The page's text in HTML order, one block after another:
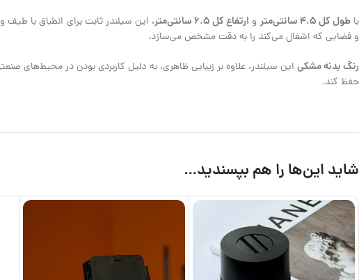
باطول کل ۴.۵ سانتی‌متر و ارتفاع کل ۶.۵ سانتی‌متر
، این سیلندر ثابت برای انطباق با
و فضایی که اشغال می‌کند را به دقت مشخص می‌سازد.
رنگ بدنه مشکی این سیلندر، علاوه بر زیبایی ظاهری، به دلیل کاربردی بودن در محیط‌های
حفظ کند.
شاید این‌ها را هم بپسندید…